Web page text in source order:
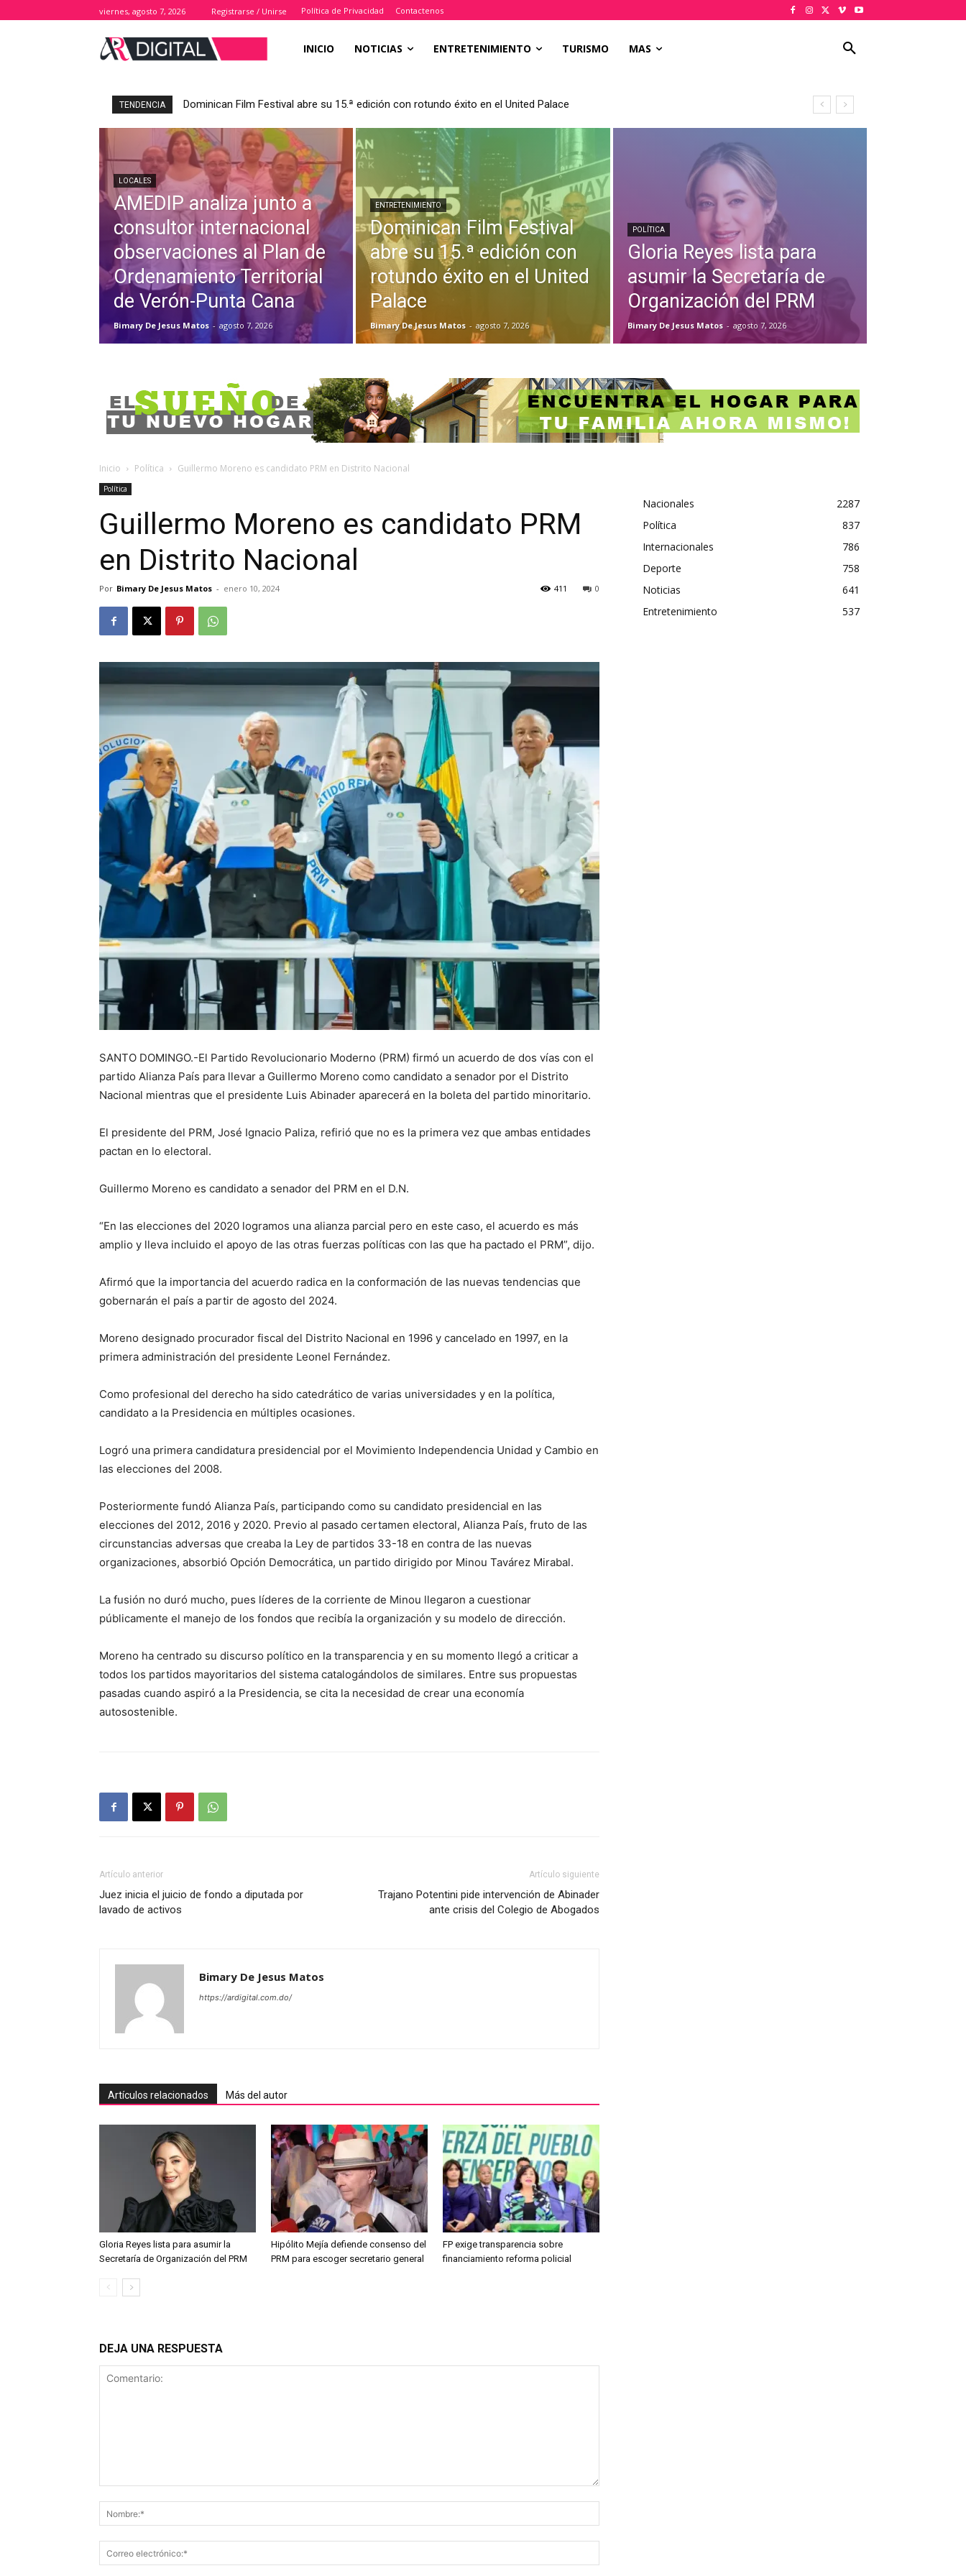
viernes, agosto 7, 2026 Registrarse / Unirse Política de Privacidad Contactenos
INICIO NOTICIAS ENTRETENIMIENTO TURISMO MAS
TENDENCIA Dominican Film Festival abre su 15.ª edición con rotundo éxito en el United Palace
LOCALES
AMEDIP analiza junto a
consultor internacional
observaciones al Plan de
Ordenamiento Territorial
de Verón-Punta Cana
Bimary De Jesus Matos - agosto 7, 2026
ENTRETENIMIENTO
Dominican Film Festival
abre su 15.ª edición con
rotundo éxito en el United
Palace
Bimary De Jesus Matos - agosto 7, 2026
POLÍTICA
Gloria Reyes lista para
asumir la Secretaría de
Organización del PRM
Bimary De Jesus Matos - agosto 7, 2026
Inicio Política Guillermo Moreno es candidato PRM en Distrito Nacional
Política
Guillermo Moreno es candidato PRM
en Distrito Nacional
Por Bimary De Jesus Matos - enero 10, 2024 0
411
SANTO DOMINGO.-El Partido Revolucionario Moderno (PRM) firmó un acuerdo de dos vías con el
partido Alianza País para llevar a Guillermo Moreno como candidato a senador por el Distrito
Nacional mientras que el presidente Luis Abinader aparecerá en la boleta del partido minoritario.
El presidente del PRM, José Ignacio Paliza, refirió que no es la primera vez que ambas entidades
pactan en lo electoral.
Guillermo Moreno es candidato a senador del PRM en el D.N.
“En las elecciones del 2020 logramos una alianza parcial pero en este caso, el acuerdo es más
amplio y lleva incluido el apoyo de las otras fuerzas políticas con las que ha pactado el PRM”, dijo.
Afirmó que la importancia del acuerdo radica en la conformación de las nuevas tendencias que
gobernarán el país a partir de agosto del 2024.
Moreno designado procurador fiscal del Distrito Nacional en 1996 y cancelado en 1997, en la
primera administración del presidente Leonel Fernández.
Como profesional del derecho ha sido catedrático de varias universidades y en la política,
candidato a la Presidencia en múltiples ocasiones.
Logró una primera candidatura presidencial por el Movimiento Independencia Unidad y Cambio en
las elecciones del 2008.
Posteriormente fundó Alianza País, participando como su candidato presidencial en las
elecciones del 2012, 2016 y 2020. Previo al pasado certamen electoral, Alianza País, fruto de las
circunstancias adversas que creaba la Ley de partidos 33-18 en contra de las nuevas
organizaciones, absorbió Opción Democrática, un partido dirigido por Minou Tavárez Mirabal.
La fusión no duró mucho, pues líderes de la corriente de Minou llegaron a cuestionar
públicamente el manejo de los fondos que recibía la organización y su modelo de dirección.
Moreno ha centrado su discurso político en la transparencia y en su momento llegó a criticar a
todos los partidos mayoritarios del sistema catalogándolos de similares. Entre sus propuestas
pasadas cuando aspiró a la Presidencia, se cita la necesidad de crear una economía
autosostenible.
Artículo anterior
Juez inicia el juicio de fondo a diputada por
lavado de activos
Artículo siguiente
Trajano Potentini pide intervención de Abinader
ante crisis del Colegio de Abogados
Bimary De Jesus Matos
https://ardigital.com.do/
Artículos relacionados Más del autor
Gloria Reyes lista para asumir la
Secretaría de Organización del PRM
Hipólito Mejía defiende consenso del
PRM para escoger secretario general
FP exige transparencia sobre
financiamiento reforma policial
DEJA UNA RESPUESTA
Nacionales
2287
Política
837
Internacionales
786
Deporte
758
Noticias
641
Entretenimiento
537